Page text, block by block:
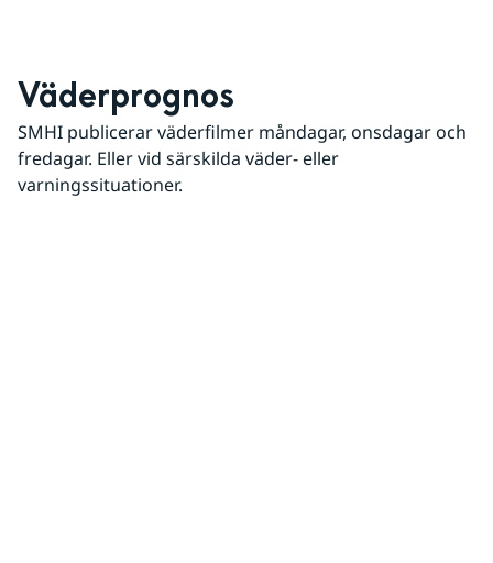
Väderprognos
SMHI publicerar väderfilmer måndagar, onsdagar och
fredagar. Eller vid särskilda väder- eller
varningssituationer.